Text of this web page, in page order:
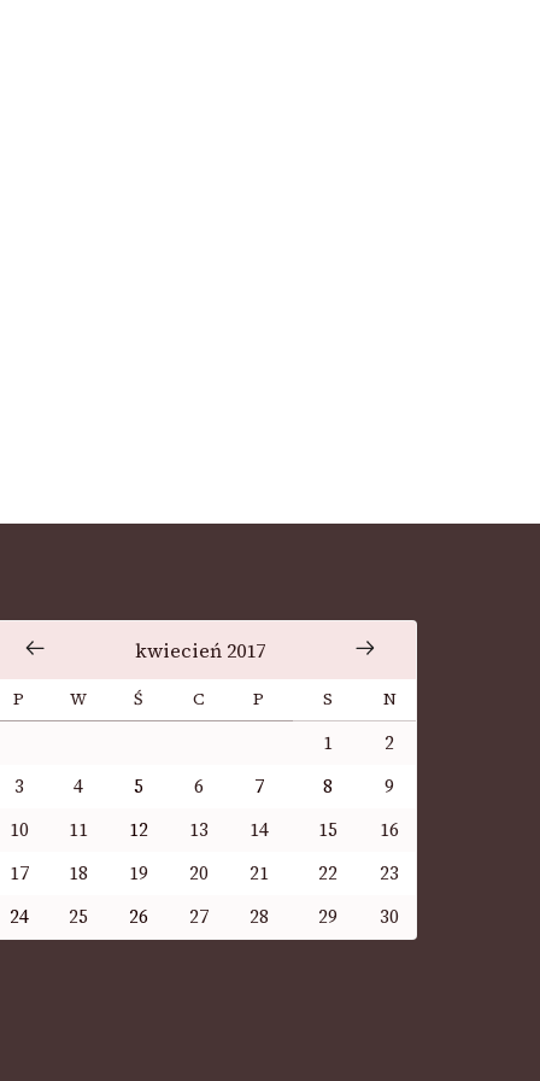
kwiecień 2017
P W Ś C P S N
1
2
3
4 5 6 7 8
9
10
11 12 13 14 15
16
17
18 19 20 21 22
23
24
25 26 27 28 29 30